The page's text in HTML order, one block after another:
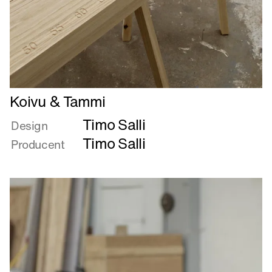
Læs
mere
om
Koivu
&
Koivu & Tammi
Design Timo Salli
Producent Timo Salli